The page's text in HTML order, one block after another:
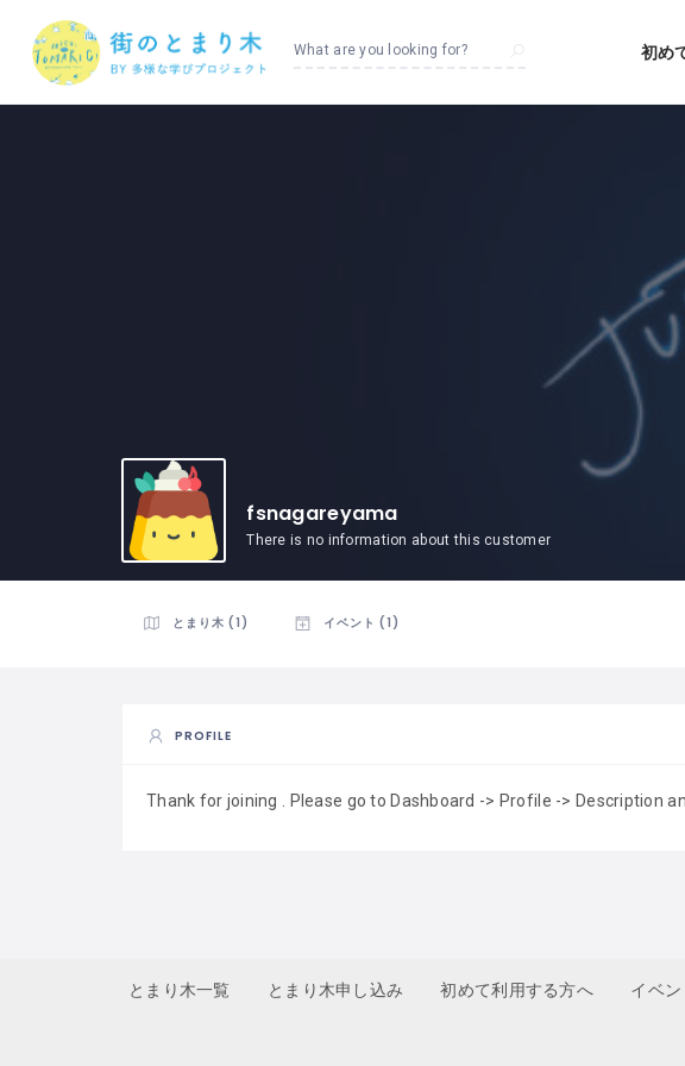
What are you looking for? 初め
fsnagareyama
There is no information about this customer
とまり木 (1) イベント (1)
PROFILE
Thank for joining . Please go to Dashboard -> Profile -> Description
とまり木一覧 とまり木申し込み 初めて利用する方へ イベ